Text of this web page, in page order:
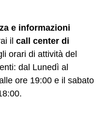
e informazioni
il call center di
orari di attività del
dal Lunedì al
ore 19:00 e il sabato